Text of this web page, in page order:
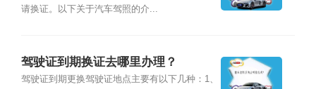
请换证。以下关于汽车驾照的介...
驾驶证到期换证去哪里办理？
驾驶证到期更换驾驶证地点主要有以下几种：1、